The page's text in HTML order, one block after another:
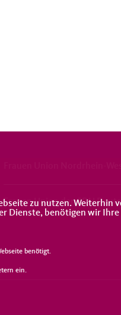
Frauen Union der CDU
zu nutzen.
Dienste, benötigen wir
benötigt.
ein.